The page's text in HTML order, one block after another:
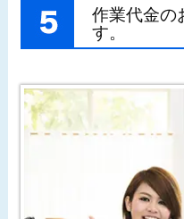
作業代金の
す。